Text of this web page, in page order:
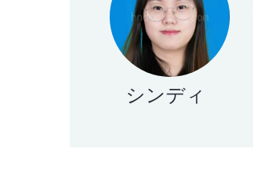
シンディ